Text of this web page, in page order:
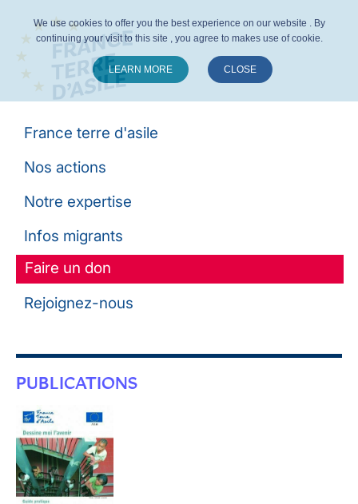
France terre d'asile
Nos actions
Notre expertise
Infos migrants
Faire un don
Rejoignez-nous
PUBLICATIONS
We use cookies to offer you the best experience on our website . By
continuing your visit to this site , you agree to makes use of cookie.
LEARN MORE CLOSE